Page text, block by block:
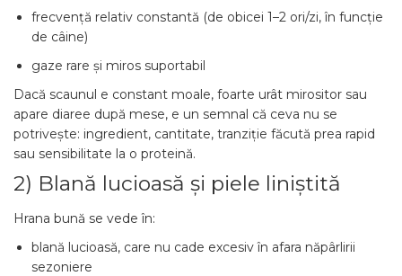
frecvență relativ constantă (de obicei 1–2 ori/zi, în funcție
de câine)
gaze rare și miros suportabil
Dacă scaunul e constant moale, foarte urât mirositor sau
apare diaree după mese, e un semnal că ceva nu se
potrivește: ingredient, cantitate, tranziție făcută prea rapid
sau sensibilitate la o proteină.
2) Blană lucioasă și piele liniștită
Hrana bună se vede în:
blană lucioasă, care nu cade excesiv în afara năpârlirii
sezoniere